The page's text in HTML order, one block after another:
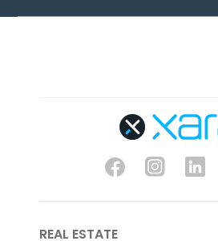
REAL ESTATE